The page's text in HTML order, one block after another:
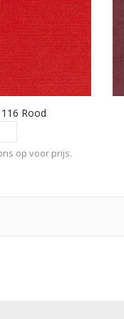
Rood
op voor prijs.